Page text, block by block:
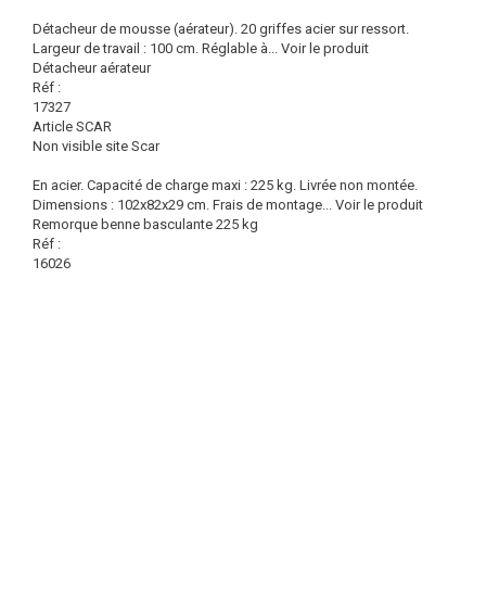
Détacheur de mousse (aérateur). 20 griffes acier sur ressort.
Largeur de travail : 100 cm. Réglable à... Voir le produit
Détacheur aérateur
Réf :
17327
Article SCAR
Non visible site Scar
En acier. Capacité de charge maxi : 225 kg. Livrée non montée.
Dimensions : 102x82x29 cm. Frais de montage... Voir le produit
Remorque benne basculante 225 kg
Réf :
16026